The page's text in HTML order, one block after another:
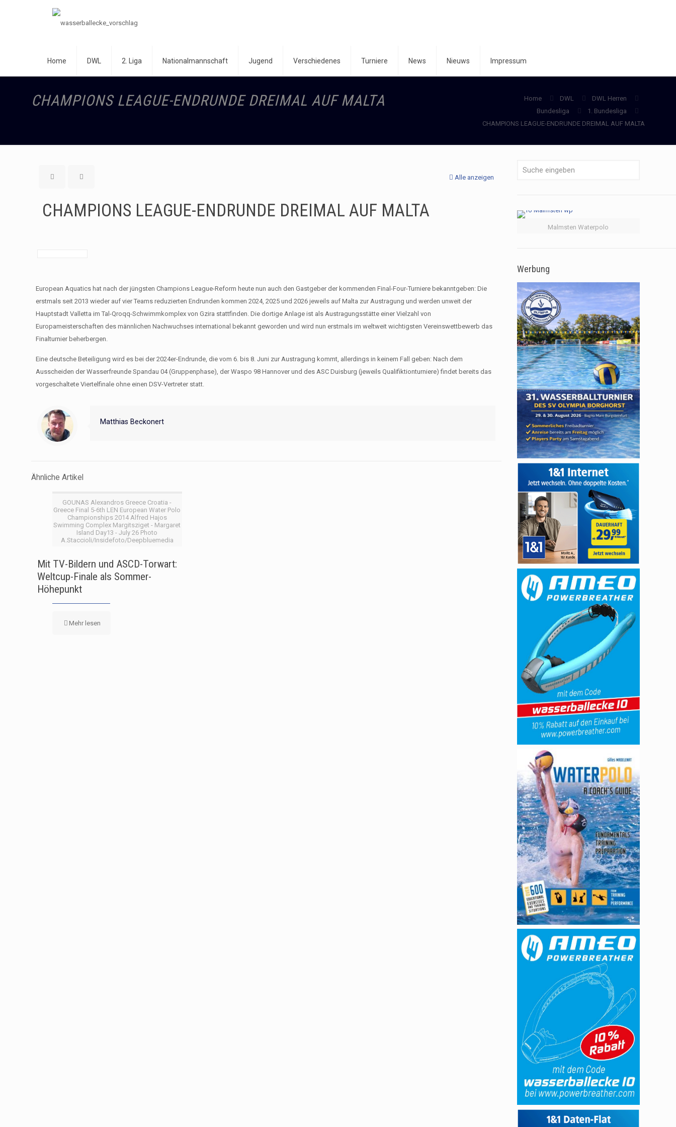
Home DWL 2. Liga Nationalmannschaft Jugend Verschiedenes Turniere News Nieuws Impressum
CHAMPIONS LEAGUE-ENDRUNDE DREIMAL AUF MALTA Home DWL
DWL Herren
Bundesliga
1. Bundesliga
CHAMPIONS LEAGUE-ENDRUNDE DREIMAL AUF MALTA
Alle anzeigen
CHAMPIONS LEAGUE-ENDRUNDE DREIMAL AUF MALTA
European Aquatics hat nach der jüngsten Champions League-Reform heute nun auch den Gastgeber der kommenden Final-Four-Turniere bekanntgeben: Die
erstmals seit 2013 wieder auf vier Teams reduzierten Endrunden kommen 2024, 2025 und 2026 jeweils auf Malta zur Austragung und werden unweit der
Hauptstadt Valletta im Tal-Qroqq-Schwimmkomplex von Gzira stattfinden. Die dortige Anlage ist als Austragungsstätte einer Vielzahl von
Europameisterschaften des männlichen Nachwuchses international bekannt geworden und wird nun erstmals im weltweit wichtigsten Vereinswettbewerb das
Finalturnier beherbergen.
Eine deutsche Beteiligung wird es bei der 2024er-Endrunde, die vom 6. bis 8. Juni zur Austragung kommt, allerdings in keinem Fall geben: Nach dem
Ausscheiden der Wasserfreunde Spandau 04 (Gruppenphase), der Waspo 98 Hannover und des ASC Duisburg (jeweils Qualifiktionturniere) findet bereits das
vorgeschaltete Viertelfinale ohne einen DSV-Vertreter statt.
Matthias Beckonert
Ähnliche Artikel
GOUNAS Alexandros Greece Croatia -
Greece Final 5-6th LEN European Water Polo
Championships 2014 Alfred Hajos
Swimming Complex Margitsziget - Margaret
Island Day13 - July 26 Photo
A.Staccioli/Insidefoto/Deepbluemedia
Mit TV-Bildern und ASCD-Torwart:
Weltcup-Finale als Sommer-
Höhepunkt
Mehr lesen
Malmsten Waterpolo
Werbung